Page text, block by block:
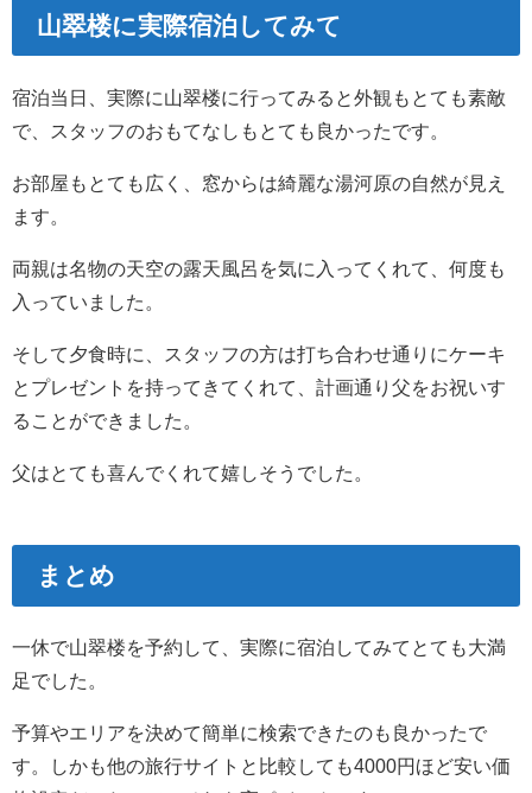
山翠楼に実際宿泊してみて
宿泊当日、実際に山翠楼に行ってみると外観もとても素敵
で、スタッフのおもてなしもとても良かったです。
お部屋もとても広く、窓からは綺麗な湯河原の自然が見え
ます。
両親は名物の天空の露天風呂を気に入ってくれて、何度も
入っていました。
そして夕食時に、スタッフの方は打ち合わせ通りにケーキ
とプレゼントを持ってきてくれて、計画通り父をお祝いす
ることができました。
父はとても喜んでくれて嬉しそうでした。
まとめ
一休で山翠楼を予約して、実際に宿泊してみてとても大満
足でした。
予算やエリアを決めて簡単に検索できたのも良かったで
す。しかも他の旅行サイトと比較しても4000円ほど安い価